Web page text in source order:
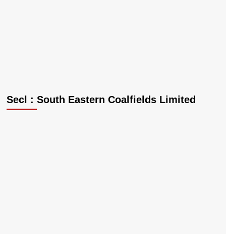
Secl : South Eastern Coalfields Limited